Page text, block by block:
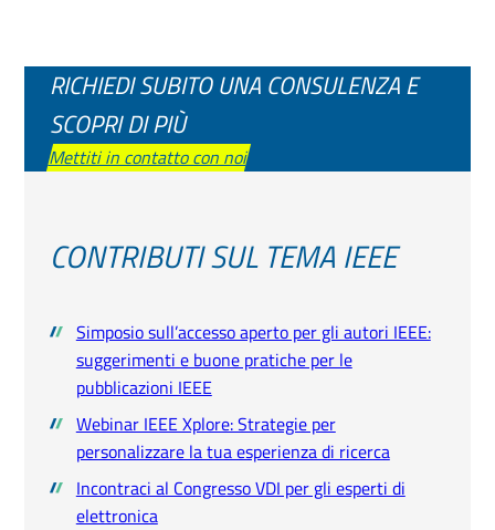
RICHIEDI SUBITO UNA CONSULENZA E
SCOPRI DI PIÙ
Mettiti in contatto con noi
CONTRIBUTI SUL TEMA IEEE
Simposio sull’accesso aperto per gli autori IEEE:
suggerimenti e buone pratiche per le
pubblicazioni IEEE
Webinar IEEE Xplore: Strategie per
personalizzare la tua esperienza di ricerca
Incontraci al Congresso VDI per gli esperti di
elettronica